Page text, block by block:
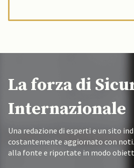
La forza di
Internazionale
Una redazione di esperti e un sito
costantemente aggiornato con
alla fonte e riportate in modo